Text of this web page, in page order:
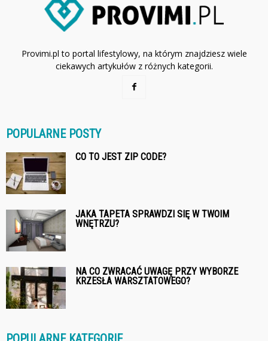
Provimi.pl to portal lifestylowy, na którym znajdziesz wiele
ciekawych artykułów z różnych kategorii.
POPULARNE POSTY
CO TO JEST ZIP CODE?
JAKA TAPETA SPRAWDZI SIĘ W TWOIM
WNĘTRZU?
NA CO ZWRACAĆ UWAGĘ PRZY WYBORZE
KRZESŁA WARSZTATOWEGO?